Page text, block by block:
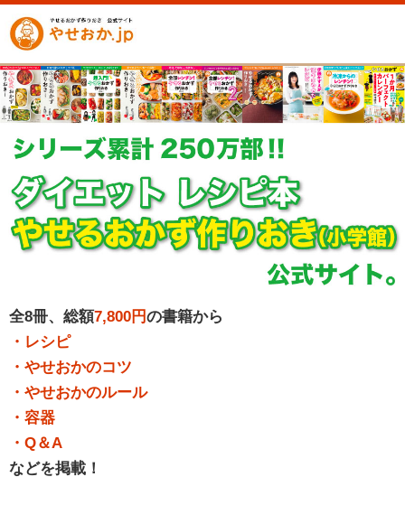
全8冊、総額7,800円の書籍から
・レシピ
・やせおかのコツ
・やせおかのルール
・容器
・Q＆A
などを掲載！